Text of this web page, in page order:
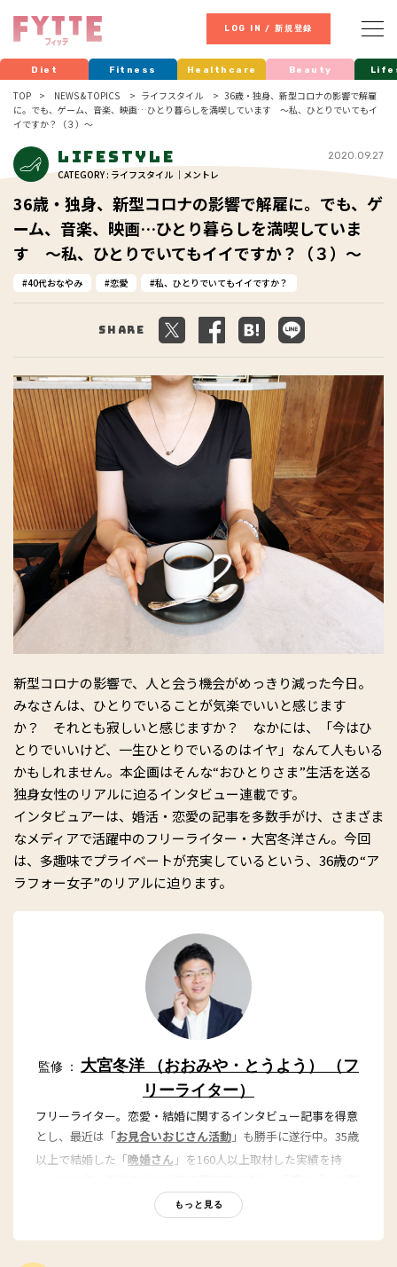
LOG IN / 新規登録
Diet Fitness Healthcare Beauty
TOP NEWS & TOPICS ライフスタイル
36歳・独身、新型コロナの影響で解雇
に。でも、ゲーム、音楽、映画…ひとり暮らしを満喫しています ～私、ひとりでいてもイ
イですか？（３）～
Lifestyle
CATEGORY : ライフスタイル ｜メントレ
2020.09.27
36歳・独身、新型コロナの影響で解雇に。でも、ゲ
ーム、音楽、映画…ひとり暮らしを満喫していま
す ～私、ひとりでいてもイイですか？（３）～
40代おなやみ 恋愛 私、ひとりでいてもイイですか？
Share
新型コロナの影響で、人と会う機会がめっきり減った今日。
みなさんは、ひとりでいることが気楽でいいと感じます
か？ それとも寂しいと感じますか？ なかには、「今はひ
とりでいいけど、一生ひとりでいるのはイヤ」なんて人もいる
かもしれません。本企画はそんな“おひとりさま”生活を送る
独身女性のリアルに迫るインタビュー連載です。
インタビュアーは、婚活・恋愛の記事を多数手がけ、さまざま
なメディアで活躍中のフリーライター・大宮冬洋さん。今回
は、多趣味でプライベートが充実しているという、36歳の“ア
ラフォー女子”のリアルに迫ります。
監修 ： 大宮冬洋 （おおみや・とうよう） （フ
リーライター）
フリーライター。恋愛・結婚に関するインタビュー記事を得意
とし、最近は「お見合いおじさん活動 」も勝手に遂行中。35歳
以上で結婚した「晩婚さん 」を160人以上取材した実績を持
ぬまで結婚できる～晩婚時代の幸せのつかみ方～』（講談社＋
もっと見る